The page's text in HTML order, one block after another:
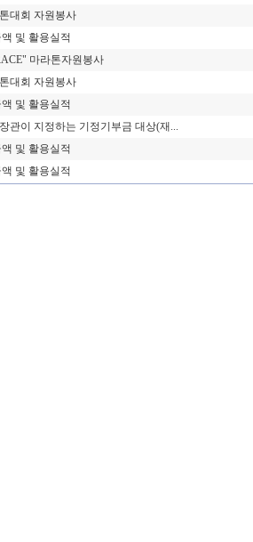
대회 자원봉사
및 활용실적
마라톤자원봉사
대회 자원봉사
및 활용실적
관이 지정하는 기정기부금 대상(재...
및 활용실적
및 활용실적